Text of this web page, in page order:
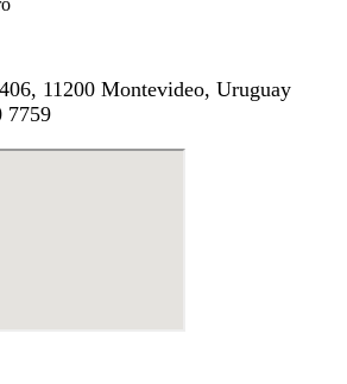
11200 Montevideo, Uruguay
7759